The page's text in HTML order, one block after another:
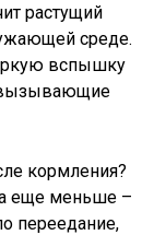
растущий
среде.
вспышку
вызывающие
кормления?
еще меньше –
переедание,